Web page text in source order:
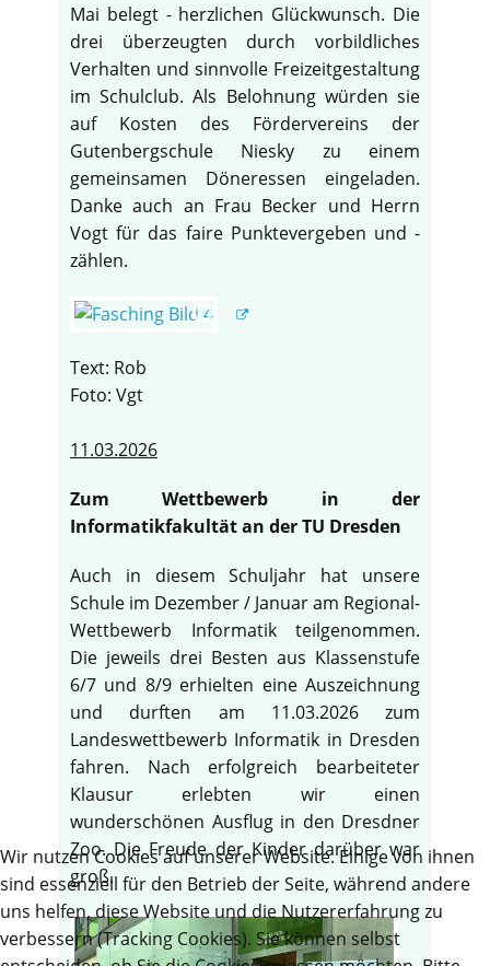
Mai belegt - herzlichen Glückwunsch. Die
drei überzeugten durch vorbildliches
Verhalten und sinnvolle Freizeitgestaltung
im Schulclub. Als Belohnung würden sie
auf Kosten des Fördervereins der
Gutenbergschule Niesky zu einem
gemeinsamen Döneressen eingeladen.
Danke auch an Frau Becker und Herrn
Vogt für das faire Punktevergeben und -
zählen.
Text: Rob
Foto: Vgt
11.03.2026
Zum Wettbewerb in der
Informatikfakultät an der TU Dresden
Auch in diesem Schuljahr hat unsere
Schule im Dezember / Januar am Regional-
Wettbewerb Informatik teilgenommen.
Die jeweils drei Besten aus Klassenstufe
6/7 und 8/9 erhielten eine Auszeichnung
und durften am 11.03.2026 zum
Landeswettbewerb Informatik in Dresden
fahren. Nach erfolgreich bearbeiteter
Klausur erlebten wir einen
wunderschönen Ausflug in den Dresdner
Zoo. Die Freude der Kinder darüber war
groß.
Wir nutzen Cookies auf unserer Website. Einige von ihnen
sind essenziell für den Betrieb der Seite, während andere
uns helfen, diese Website und die Nutzererfahrung zu
verbessern (Tracking Cookies). Sie können selbst